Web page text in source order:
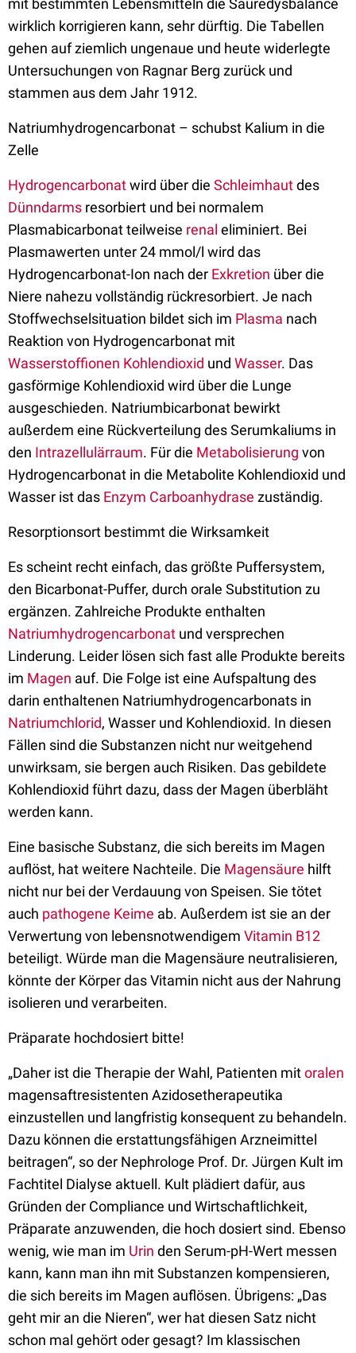
mit bestimmten Lebensmitteln die Säuredysbalance
wirklich korrigieren kann, sehr dürftig. Die Tabellen
gehen auf ziemlich ungenaue und heute widerlegte
Untersuchungen von Ragnar Berg zurück und
stammen aus dem Jahr 1912.
Natriumhydrogencarbonat – schubst Kalium in die
Zelle
Hydrogencarbonatwird über die Schleimhautdes
Dünndarms resorbiert und bei normalem
Plasmabicarbonat teilweise renal eliminiert. Bei
Plasmawerten unter 24 mmol/l wird das
Hydrogencarbonat-Ion nach der Exkretion über die
Niere nahezu vollständig rückresorbiert. Je nach
Stoffwechselsituation bildet sich im Plasma nach
Reaktion von Hydrogencarbonat mit
Wasserstoffionen Kohlendioxid und Wasser. Das
gasförmige Kohlendioxid wird über die Lunge
ausgeschieden. Natriumbicarbonat bewirkt
außerdem eine Rückverteilung des Serumkaliums in
den Intrazellulärraum. Für die Metabolisierung von
Hydrogencarbonat in die Metabolite Kohlendioxid und
Wasser ist das Enzym Carboanhydrase zuständig.
Resorptionsort bestimmt die Wirksamkeit
Es scheint recht einfach, das größte Puffersystem,
den Bicarbonat-Puffer, durch orale Substitution zu
ergänzen. Zahlreiche Produkte enthalten
Natriumhydrogencarbonat und versprechen
Linderung. Leider lösen sich fast alle Produkte bereits
im Magen auf. Die Folge ist eine Aufspaltung des
darin enthaltenen Natriumhydrogencarbonats in
Natriumchlorid, Wasser und Kohlendioxid. In diesen
Fällen sind die Substanzen nicht nur weitgehend
unwirksam, sie bergen auch Risiken. Das gebildete
Kohlendioxid führt dazu, dass der Magen überbläht
werden kann.
Eine basische Substanz, die sich bereits im Magen
auflöst, hat weitere Nachteile. Die Magensäure hilft
nicht nur bei der Verdauung von Speisen. Sie tötet
auch pathogene Keime ab. Außerdem ist sie an der
Verwertung von lebensnotwendigem Vitamin B12
beteiligt. Würde man die Magensäure neutralisieren,
könnte der Körper das Vitamin nicht aus der Nahrung
isolieren und verarbeiten.
Präparate hochdosiert bitte!
„Daher ist die Therapie der Wahl, Patienten mitoralen
magensaftresistenten Azidosetherapeutika
einzustellen und langfristig konsequent zu behandeln.
Dazu können die erstattungsfähigen Arzneimittel
beitragen“, so der Nephrologe Prof. Dr. Jürgen Kult im
Fachtitel Dialyse aktuell. Kult plädiert dafür, aus
Gründen der Compliance und Wirtschaftlichkeit,
Präparate anzuwenden, die hoch dosiert sind. Ebenso
wenig, wie man im Urin den Serum-pH-Wert messen
kann, kann man ihn mit Substanzen kompensieren,
die sich bereits im Magen auflösen. Übrigens: „Das
geht mir an die Nieren“, wer hat diesen Satz nicht
schon mal gehört oder gesagt? Im klassischen